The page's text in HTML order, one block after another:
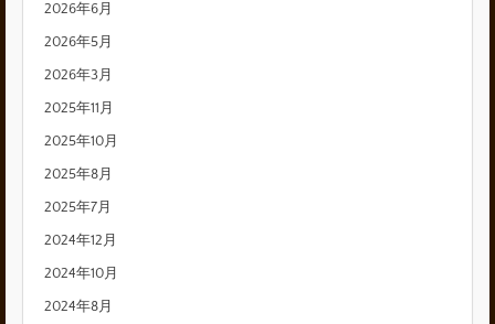
2026年6月
2026年5月
2026年3月
2025年11月
2025年10月
2025年8月
2025年7月
2024年12月
2024年10月
2024年8月